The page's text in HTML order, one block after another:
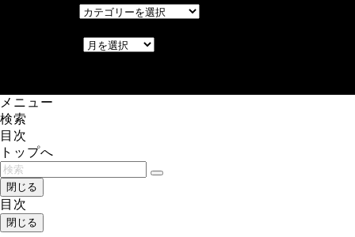
メニュー
検索
目次
トップへ
閉じる
目次
閉じる